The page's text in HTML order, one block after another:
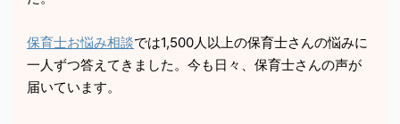
保育士お悩み相談では1,500人以上の保育士さんの悩みに
一人ずつ答えてきました。今も日々、保育士さんの声が
届いています。